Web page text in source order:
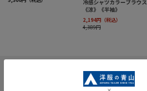
INFORMATION